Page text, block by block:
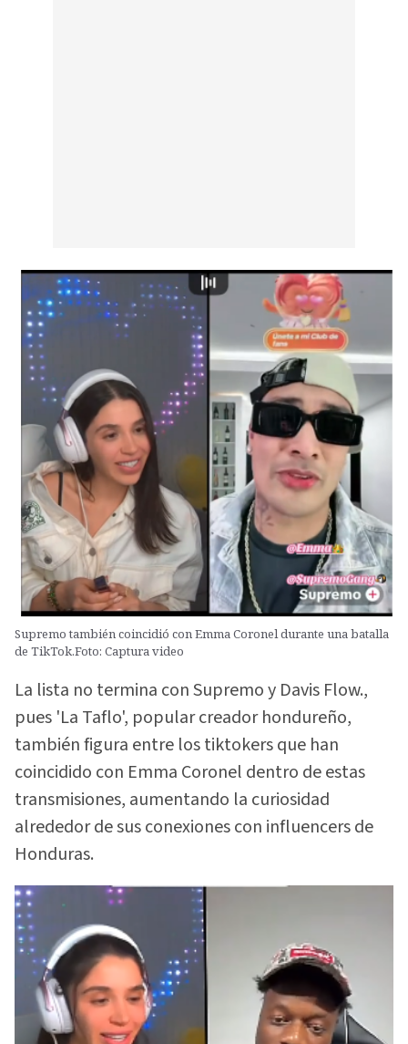
Supremo también coincidió con Emma Coronel durante una batalla
de TikTok.Foto: Captura video
La lista no termina con Supremo y Davis Flow.,
pues 'La Taflo', popular creador hondureño,
también figura entre los tiktokers que han
coincidido con Emma Coronel dentro de estas
transmisiones, aumentando la curiosidad
alrededor de sus conexiones con influencers de
Honduras.